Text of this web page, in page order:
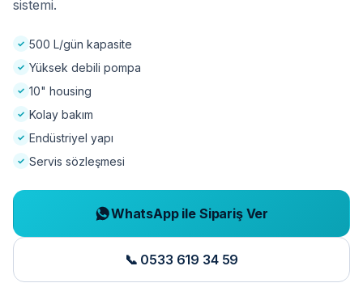
sistemi.
500 L/gün kapasite
Yüksek debili pompa
10" housing
Kolay bakım
Endüstriyel yapı
Servis sözleşmesi
WhatsApp ile Sipariş Ver
📞 0533 619 34 59